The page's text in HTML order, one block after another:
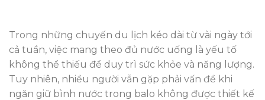
Trong những chuyến du lịch kéo dài từ vài ngày tới
cả tuần, việc mang theo đủ nước uống là yếu tố
không thể thiếu để duy trì sức khỏe và năng lượng.
Tuy nhiên, nhiều người vẫn gặp phải vấn đề khi
ngăn giữ bình nước trong balo không được thiết kế